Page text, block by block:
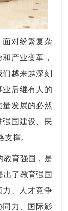
对纷繁复杂
产业变革，
越来越深刻
业后继有人的
量发展的必然
强国建设、民
撑。
育强国，是
出了教育强国
力、人才竞争
同力、国际影